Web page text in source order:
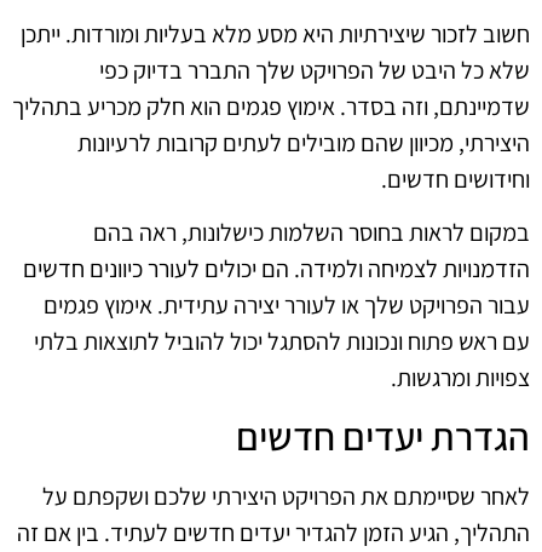
חשוב לזכור שיצירתיות היא מסע מלא בעליות ומורדות. ייתכן
שלא כל היבט של הפרויקט שלך התברר בדיוק כפי
שדמיינתם, וזה בסדר. אימוץ פגמים הוא חלק מכריע בתהליך
היצירתי, מכיוון שהם מובילים לעתים קרובות לרעיונות
וחידושים חדשים.
במקום לראות בחוסר השלמות כישלונות, ראה בהם
הזדמנויות לצמיחה ולמידה. הם יכולים לעורר כיוונים חדשים
עבור הפרויקט שלך או לעורר יצירה עתידית. אימוץ פגמים
עם ראש פתוח ונכונות להסתגל יכול להוביל לתוצאות בלתי
צפויות ומרגשות.
הגדרת יעדים חדשים
לאחר שסיימתם את הפרויקט היצירתי שלכם ושקפתם על
התהליך, הגיע הזמן להגדיר יעדים חדשים לעתיד. בין אם זה